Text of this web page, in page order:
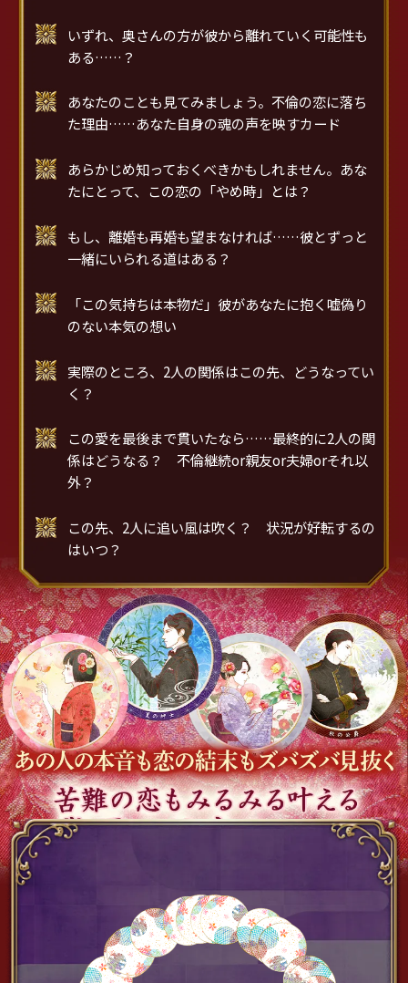
いずれ、奥さんの方が彼から離れていく可能性も
ある……？
あなたのことも見てみましょう。不倫の恋に落ち
た理由……あなた自身の魂の声を映すカード
あらかじめ知っておくべきかもしれません。あな
たにとって、この恋の「やめ時」とは？
もし、離婚も再婚も望まなければ……彼とずっと
一緒にいられる道はある？
「この気持ちは本物だ」彼があなたに抱く嘘偽り
のない本気の想い
実際のところ、2人の関係はこの先、どうなってい
く？
この愛を最後まで貫いたなら……最終的に2人の関
係はどうなる？ 不倫継続or親友or夫婦orそれ以
外？
この先、2人に追い風は吹く？ 状況が好転するの
はいつ？